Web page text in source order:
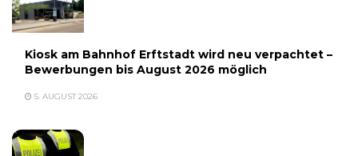
Kiosk am Bahnhof Erftstadt wird neu verpachtet –
Bewerbungen bis August 2026 möglich
5. AUGUST 2026